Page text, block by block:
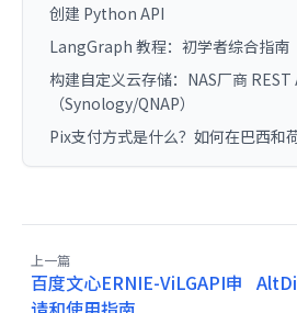
创建 Python API
LangGraph 教程：初学者综合指南
构建自定义云存储：NAS厂商 REST
（Synology/QNAP）
Pix支付方式是什么？如何在巴西和
上一篇
百度文心ERNIE-ViLGAPI申